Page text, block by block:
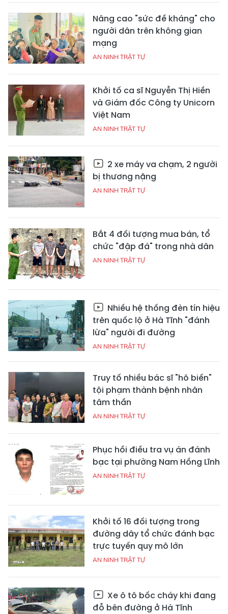
Nâng cao "sức đề kháng" cho
người dân trên không gian
mạng
AN NINH TRẬT TỰ
Khởi tố ca sĩ Nguyễn Thị Hiền
và Giám đốc Công ty Unicorn
Việt Nam
AN NINH TRẬT TỰ
2 xe máy va chạm, 2 người
bị thương nặng
AN NINH TRẬT TỰ
Bắt 4 đối tượng mua bán, tổ
chức "đập đá" trong nhà dân
AN NINH TRẬT TỰ
Nhiều hệ thống đèn tín hiệu
trên quốc lộ ở Hà Tĩnh "đánh
lừa" người đi đường
AN NINH TRẬT TỰ
Truy tố nhiều bác sĩ "hô biến"
tội phạm thành bệnh nhân
tâm thần
AN NINH TRẬT TỰ
Phục hồi điều tra vụ án đánh
bạc tại phường Nam Hồng Lĩnh
AN NINH TRẬT TỰ
Khởi tố 16 đối tượng trong
đường dây tổ chức đánh bạc
trực tuyến quy mô lớn
AN NINH TRẬT TỰ
Xe ô tô bốc cháy khi đang
đỗ bên đường ở Hà Tĩnh